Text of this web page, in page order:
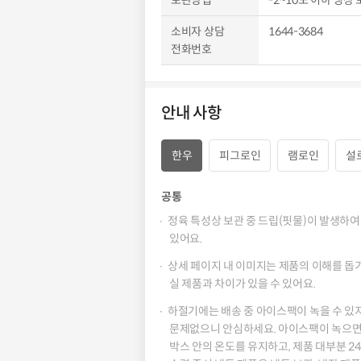
소비자 상담
전화번호
1644-3684
안내 사항
한우 피그로인 램로인 설
공통
정육 특성상 보관 중 드립(핏물)이 발생하
있어요.
상세 페이지 내 이미지는 제품의 이해를 돕
실 제품과 차이가 있을 수 있어요.
하절기에는 배송 중 아이스팩이 녹을 수 있
문제없으니 안심하세요. 아이스팩이 녹으
박스 안의 온도를 유지하고, 제품 대부분